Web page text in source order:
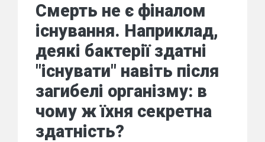
Смерть не є фіналом
існування. Наприклад,
деякі бактерії здатні
"існувати" навіть після
загибелі організму: в
чому ж їхня секретна
здатність?